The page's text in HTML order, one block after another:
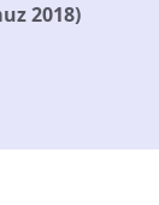
2018)